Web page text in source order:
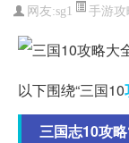
网友:sg1 手游攻
以下围绕“三国10
三国志10攻